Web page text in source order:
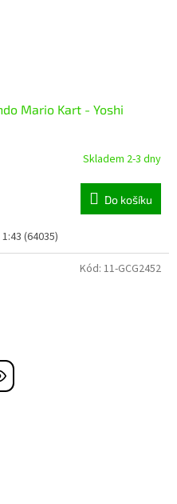
Mario Kart - Yoshi
Skladem 2-3 dny
Do košíku
(64035)
Kód: 11-GCG2452